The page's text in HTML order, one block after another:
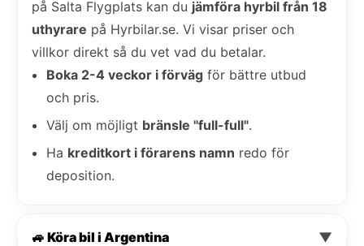
på Salta Flygplats kan du jämföra hyrbil från 18
uthyrare på Hyrbilar.se. Vi visar priser och
villkor direkt så du vet vad du betalar.
Boka 2-4 veckor i förväg för bättre utbud
och pris.
Välj om möjligt bränsle "full-full".
Ha kreditkort i förarens namn redo för
deposition.
🚙 Köra bil i Argentina ▼